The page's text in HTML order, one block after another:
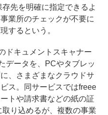
先を明確に指定できるよ
業所のチェックが不要に
するという。
キュメントスキャナー
データを、PCやタブレッ
、さまざまなクラウドサ
ス。同サービスではfreee
トや請求書などの紙の証
り込めるが、複数の事業